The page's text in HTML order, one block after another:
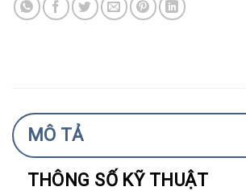
MÔ TẢ
THÔNG SỐ KỸ THUẬT